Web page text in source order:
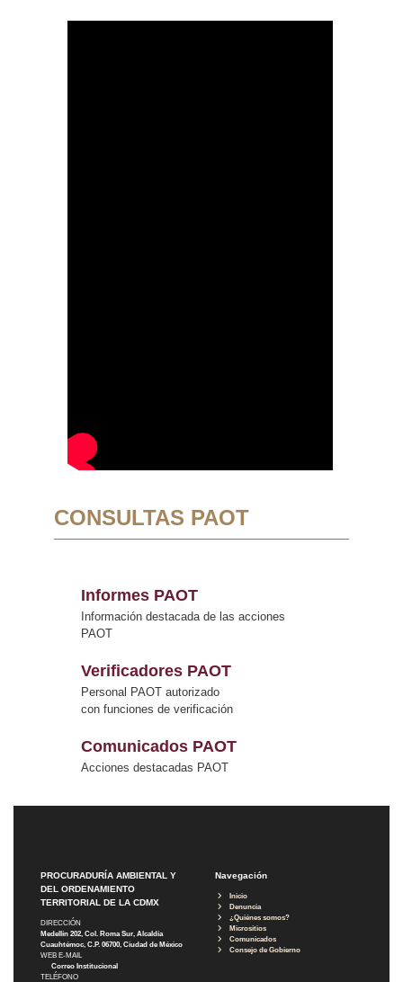
CONSULTAS PAOT
Informes PAOT
Información destacada de las acciones
PAOT
Verificadores PAOT
Personal PAOT autorizado
con funciones de verificación
Comunicados PAOT
Acciones destacadas PAOT
PROCURADURÍA AMBIENTAL Y
DEL ORDENAMIENTO
TERRITORIAL DE LA CDMX
DIRECCIÓN
Medellín 202, Col. Roma Sur, Alcaldía
Cuauhtémoc, C.P. 06700, Ciudad de México
WEB E-MAIL
Correo Institucional
TELÉFONO
Navegación
Inicio
Denuncia
¿Quiénes somos?
Micrositios
Comunicados
Consejo de Gobierno